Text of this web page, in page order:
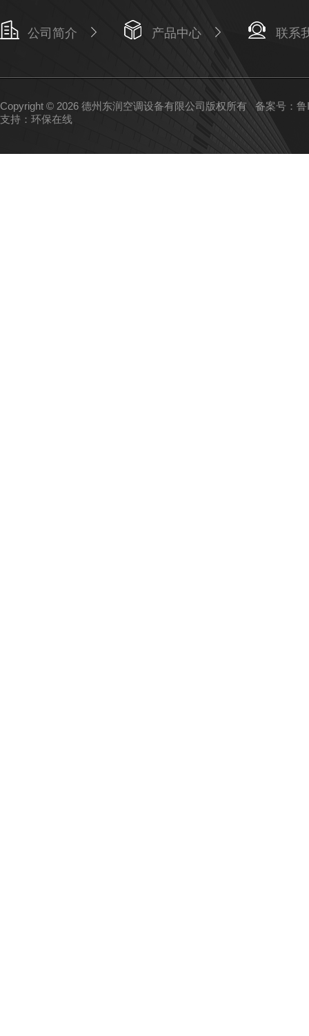
公司简介 产品中心 联系
Copyright © 2026 德州东润空调设备有限公司版权所有备案号：
支持： 环保在线